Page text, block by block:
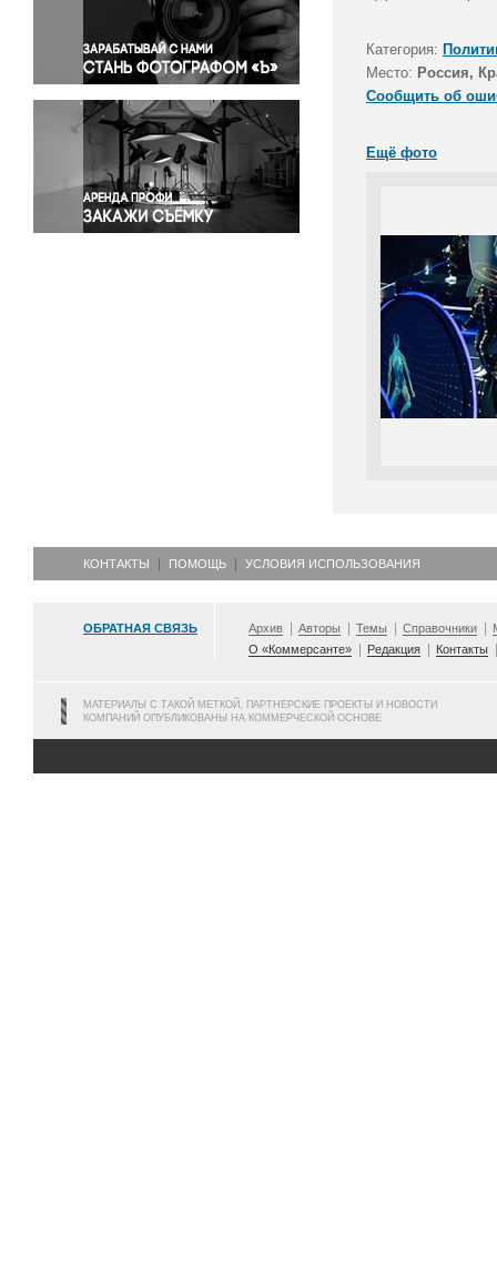
Правосудие
Происшествия и конфликты
Религия
Светская жизнь
Спорт
Экология
Экономика и бизнес
Категория:
Место: Россия,
Сообщить об
Ещё фото
КОНТАКТЫ ПОМОЩЬ УСЛОВИЯ ИСПОЛЬЗОВАНИЯ
ОБРАТНАЯ СВЯЗЬ Архив Авторы Темы Справочники
О «Коммерсанте»
Редакция Контакты
МАТЕРИАЛЫ С ТАКОЙ МЕТКОЙ, ПАРТНЕРСКИЕ ПРОЕКТЫ И НОВОСТИ
КОМПАНИЙ ОПУБЛИКОВАНЫ НА КОММЕРЧЕСКОЙ ОСНОВЕ